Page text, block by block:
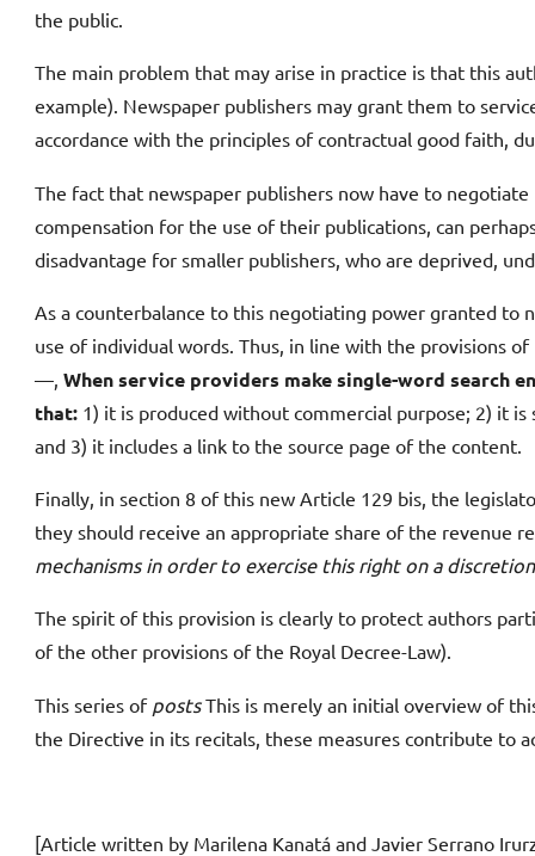
the public.
The main problem that may arise in practice is that this
example). Newspaper publishers may grant them to
accordance with the principles of contractual good faith,
The fact that newspaper publishers now have to
compensation for the use of their publications, can
disadvantage for smaller publishers, who are deprived,
As a counterbalance to this negotiating power granted to
use of individual words. Thus, in line with the provisions
—,When service providers make single-word search
that: 1) it is produced without commercial purpose; 2) it
and 3) it includes a link to the source page of the content.
Finally, in section 8 of this new Article 129 bis, the
they should receive an appropriate share of the revenue
mechanisms in order to exercise this right on a
The spirit of this provision is clearly to protect authors
of the other provisions of the Royal Decree-Law).
This series of postsThis is merely an initial overview of
the Directive in its recitals, these measures contribute to
[Article written by Marilena Kanatá and Javier Serrano